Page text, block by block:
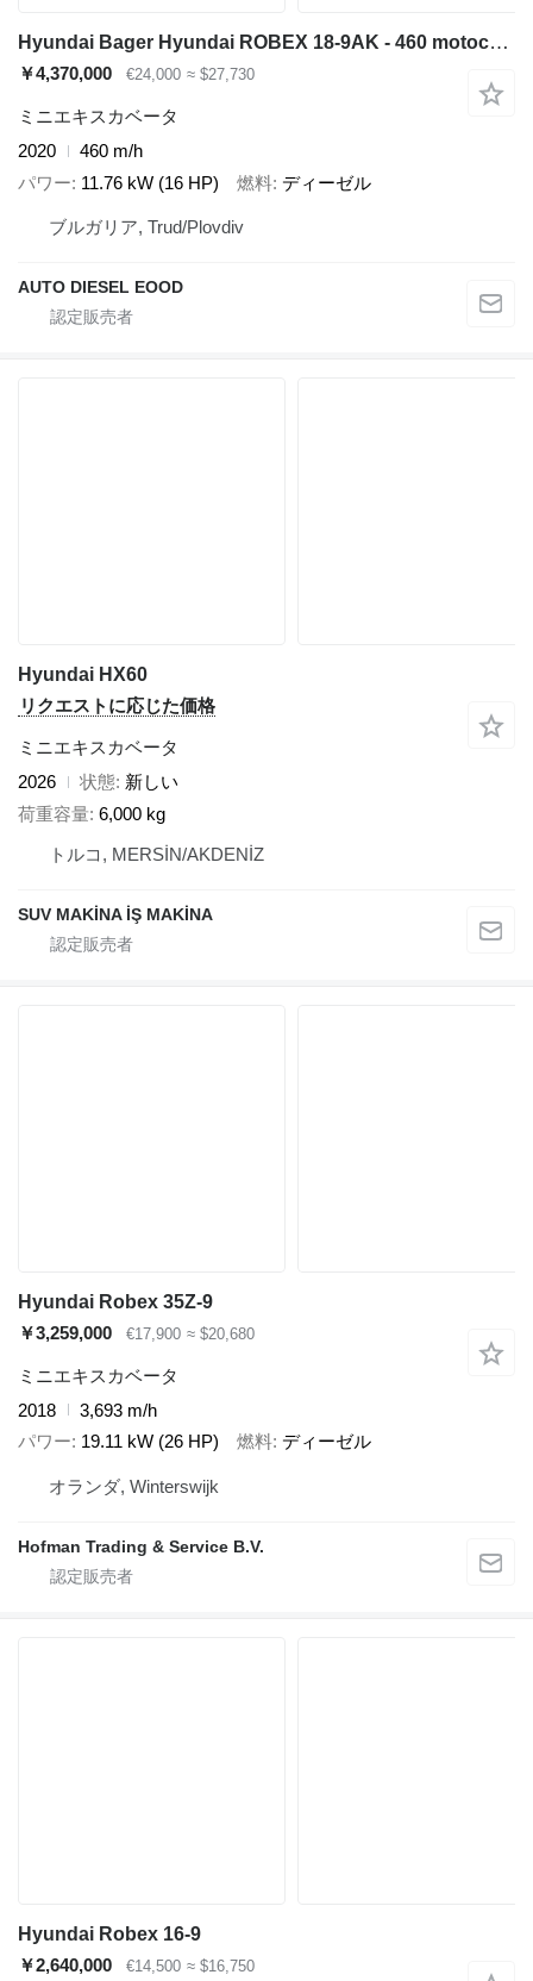
Hyundai Bager Hyundai ROBEX 18-9AK - 460 motochasa
￥4,370,000 €24,000 ≈ $27,730
ミニエキスカベータ
2020
460 m/h
パワー 11.76 kW (16 HP) 燃料 ディーゼル
ブルガリア, Trud/Plovdiv
AUTO DIESEL EOOD
Hyundai HX60
リクエストに応じた価格
ミニエキスカベータ
2026
状態 新しい
荷重容量 6,000 kg
トルコ, MERSİN/AKDENİZ
SUV MAKİNA İŞ MAKİNA
Hyundai Robex 35Z-9
￥3,259,000
€17,900 ≈ $20,680
ミニエキスカベータ
2018
3,693 m/h
パワー 19.11 kW (26 HP) 燃料 ディーゼル
オランダ, Winterswijk
Hofman Trading & Service B.V.
Hyundai Robex 16-9
￥2,640,000
€14,500 ≈ $16,750